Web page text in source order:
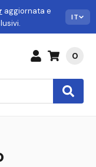
aggiornata e
IT
0